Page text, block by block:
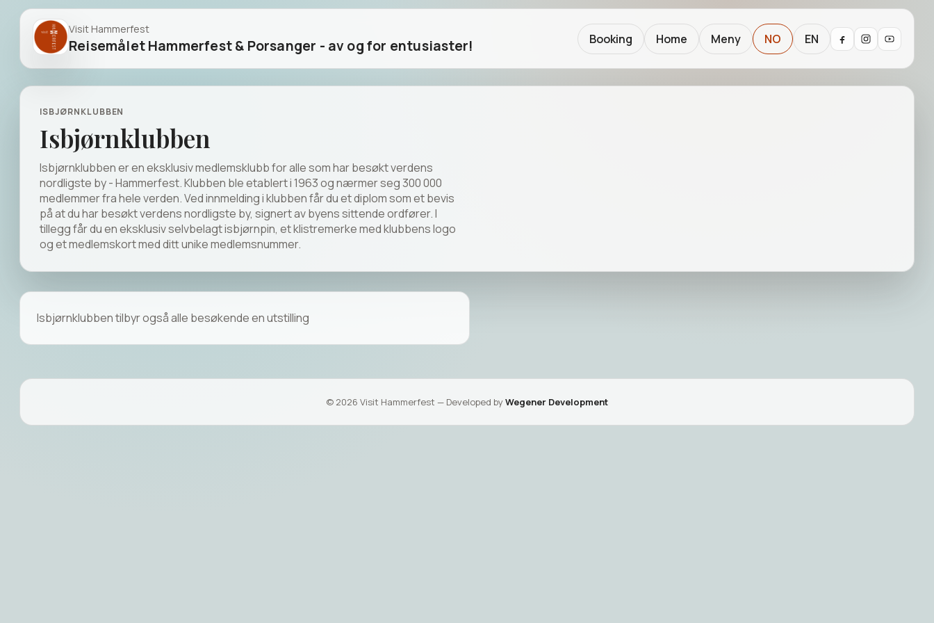
Visit Hammerfest
Reisemålet Hammerfest & Porsanger - av og for entusiaster! Booking Home Meny NO EN
REGIONEN
REGIONEN
OPPLEVELSER I REGIONEN
Aktiviteter
Guidede turer, kultur og naturopplevelser fra lokalt
vertskap.
Se aktiviteter
ISBJØRNKLUBBEN
Isbjørnklubben
Isbjørnklubben er en eksklusiv medlemsklubb for alle som har besøkt verdens
nordligste by - Hammerfest. Klubben ble etablert i 1963 og nærmer seg 300 000
medlemmer fra hele verden. Ved innmelding i klubben får du et diplom som et bevis
på at du har besøkt verdens nordligste by, signert av byens sittende ordfører. I
tillegg får du en eksklusiv selvbelagt isbjørnpin, et klistremerke med klubbens logo
og et medlemskort med ditt unike medlemsnummer.
Isbjørnklubben tilbyr også alle besøkende en utstilling
© 2026 Visit Hammerfest — Developed byWegener Development